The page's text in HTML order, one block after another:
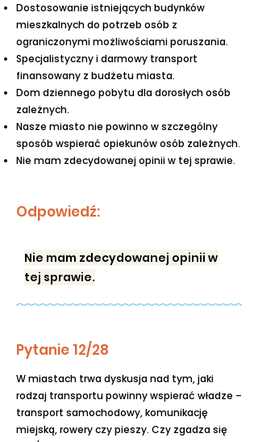
Dostosowanie istniejących budynków
mieszkalnych do potrzeb osób z
ograniczonymi możliwościami poruszania.
Specjalistyczny i darmowy transport
finansowany z budżetu miasta.
Dom dziennego pobytu dla dorosłych osób
zależnych.
Nasze miasto nie powinno w szczególny
sposób wspierać opiekunów osób zależnych.
Nie mam zdecydowanej opinii w tej sprawie.
Odpowiedź:
Nie mam zdecydowanej opinii w
tej sprawie.
Pytanie 12/28
W miastach trwa dyskusja nad tym, jaki
rodzaj transportu powinny wspierać władze –
transport samochodowy, komunikację
miejską, rowery czy pieszy. Czy zgadza się